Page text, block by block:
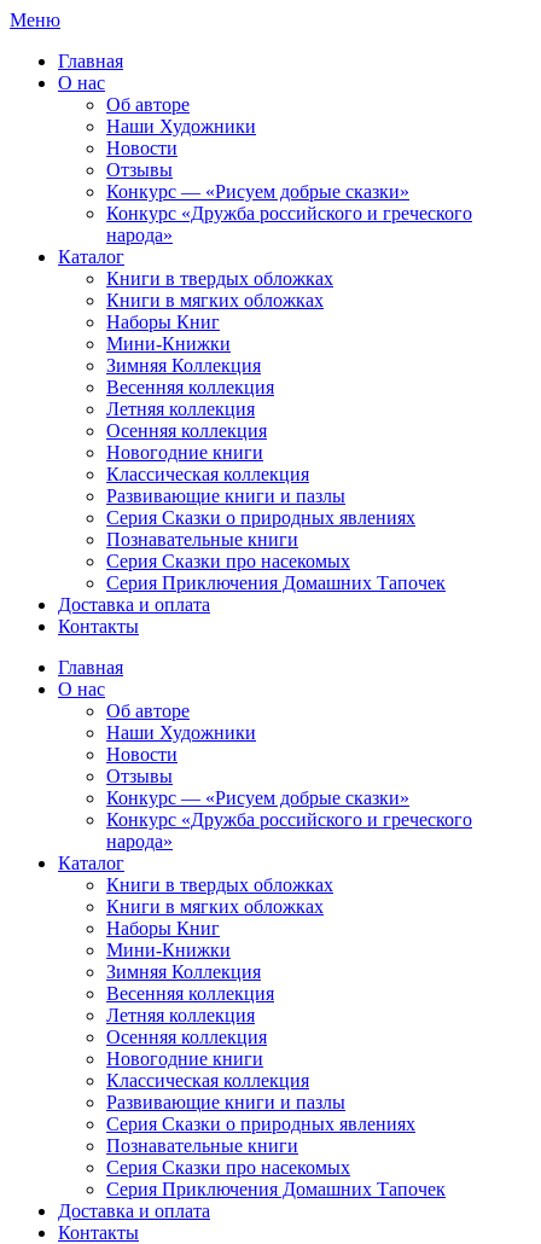
Меню
Главная
О нас
Об авторе
Наши Художники
Новости
Отзывы
Конкурс — «Рисуем добрые сказки»
Конкурс «Дружба российского и греческого
народа»
Каталог
Книги в твердых обложках
Книги в мягких обложках
Наборы Книг
Мини-Книжки
Зимняя Коллекция
Весенняя коллекция
Летняя коллекция
Осенняя коллекция
Новогодние книги
Классическая коллекция
Развивающие книги и пазлы
Серия Сказки о природных явлениях
Познавательные книги
Серия Сказки про насекомых
Серия Приключения Домашних Тапочек
Доставка и оплата
Контакты
Главная
О нас
Об авторе
Наши Художники
Новости
Отзывы
Конкурс — «Рисуем добрые сказки»
Конкурс «Дружба российского и греческого
народа»
Каталог
Книги в твердых обложках
Книги в мягких обложках
Наборы Книг
Мини-Книжки
Зимняя Коллекция
Весенняя коллекция
Летняя коллекция
Осенняя коллекция
Новогодние книги
Классическая коллекция
Развивающие книги и пазлы
Серия Сказки о природных явлениях
Познавательные книги
Серия Сказки про насекомых
Серия Приключения Домашних Тапочек
Доставка и оплата
Контакты